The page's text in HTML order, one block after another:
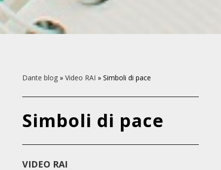
Dante blog» Video RAI » Simboli di pace
Simboli di pace
VIDEO RAI